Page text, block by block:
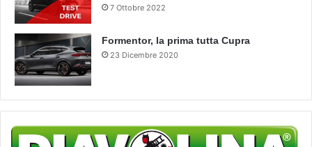
7 Ottobre 2022
Formentor, la prima tutta Cupra
23 Dicembre 2020